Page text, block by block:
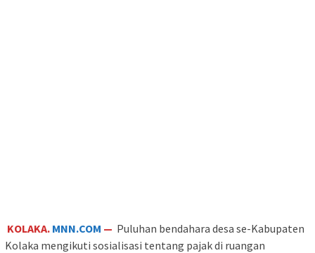
KOLAKA. MNN.COM — Puluhan bendahara desa se-Kabupaten
Kolaka mengikuti sosialisasi tentang pajak di ruangan